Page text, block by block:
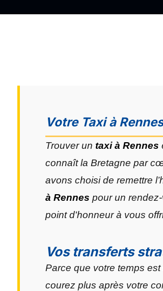
Votre Taxi à
Trouver un taxi à Rennes
connaît la Bretagne par
avons choisi de remettre
à Rennes pour un
point d'honneur à vous
Vos transferts
Parce que votre temps
courez plus après votre